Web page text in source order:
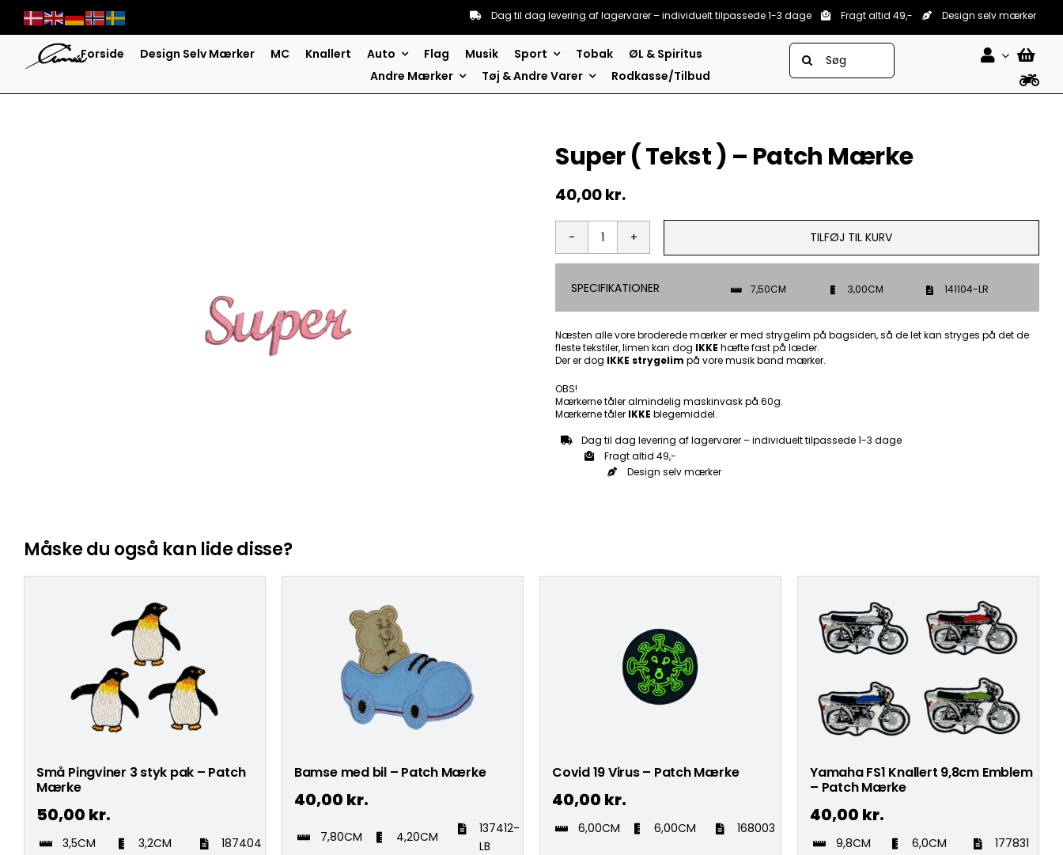
content
Dag til dag levering af lagervarer – individuelt tilpassede 1-3 dage Fragt altid 49,- Design selv mærker
Forside Design Selv Mærker MC Knallert Auto Flag Musik Sport Tobak
ØL & Spiritus
Andre Mærker
Tøj & Andre Varer Rodkasse/Tilbud
Søg
efter:
Super ( Tekst ) – Patch Mærke
40,00kr.
Super
(
)
Mærke
antal
TILFØJ TIL KURV
SPECIFIKATIONER 7,50CM 3,00CM 141104-LR
Næsten alle vore broderede mærker er med strygelim på bagsiden, så de let kan stryges på det de
fleste tekstiler, limen kan dog IKKE hæfte fast på læder.
Der er dog IKKE strygelim på vore musik band mærker.
OBS!
Mærkerne tåler almindelig maskinvask på 60g.
Mærkerne tåler IKKE blegemiddel.
Dag til dag levering af lagervarer – individuelt tilpassede 1-3 dage
Fragt altid 49,-
Design selv mærker
Måske du også kan lide disse?
Små Pingviner 3 styk pak – Patch
Mærke
50,00 kr.
3,5CM 3,2CM 187404
Bamse med bil – Patch Mærke
40,00 kr.
7,80CM 4,20CM
137412-
LB
Covid 19 Virus – Patch Mærke
40,00 kr.
6,00CM 6,00CM 168003
Yamaha FS1 Knallert 9,8cm Emblem
– Patch Mærke
40,00 kr.
9,8CM 6,0CM 177831